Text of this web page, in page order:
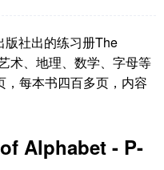
版社出的练习册The
术、地理、数学、字母等
每本书四百多页，内容
Alphabet - P-